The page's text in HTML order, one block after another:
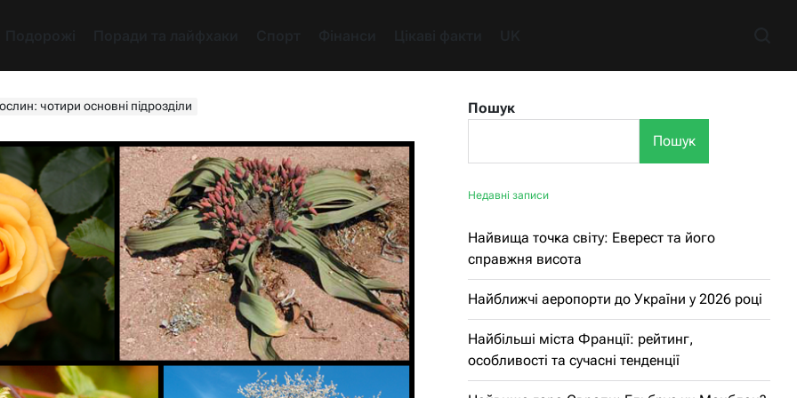
чотири основні підрозділи
Пошук
Пошук
Недавні записи
Найвища точка світу: Еверест та його
справжня висота
Найближчі аеропорти до України у 2026 році
Найбільші міста Франції: рейтинг,
особливості та сучасні тенденції